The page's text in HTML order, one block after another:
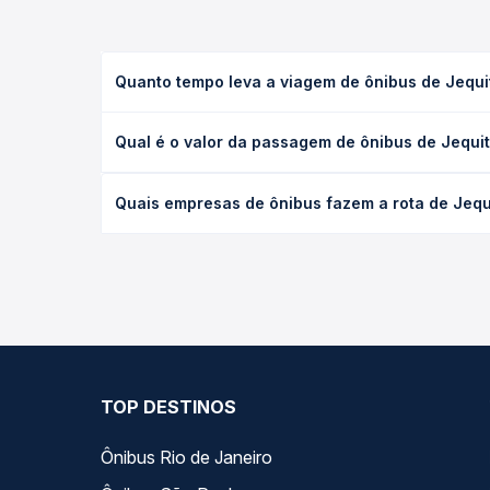
Quanto tempo leva a viagem de ônibus de
executivo ou leito) e as condições de tráfego. Na
Qual é o valor da passagem de ônibus de
poltrona e a antecedência da compra. Na Quero
Quais empresas de ônibus fazem a rota de
TOP DESTINOS
Ônibus Rio de Janeiro